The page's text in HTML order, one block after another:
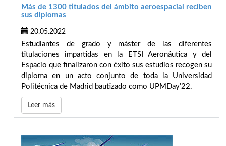
Más de 1300 titulados del ámbito aeroespacial reciben
sus diplomas
20.05.2022
Estudiantes de grado y máster de las diferentes
titulaciones impartidas en la ETSI Aeronáutica y del
Espacio que finalizaron con éxito sus estudios recogen su
diploma en un acto conjunto de toda la Universidad
Politécnica de Madrid bautizado como UPMDay’22.
Leer más